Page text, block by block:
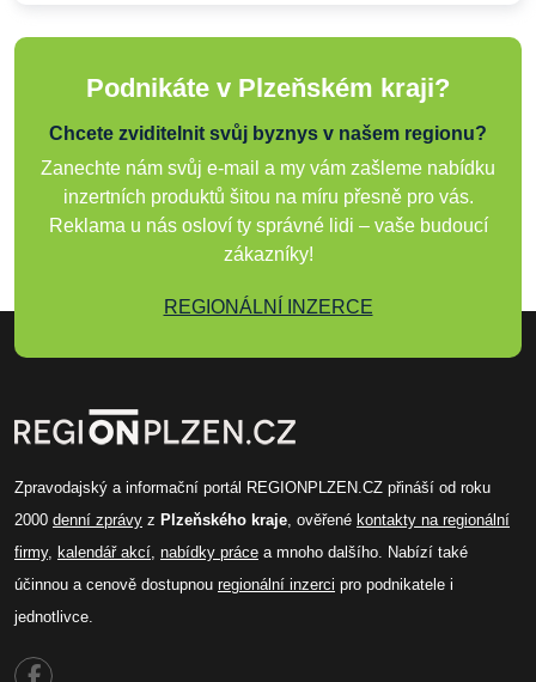
Podnikáte v Plzeňském kraji?
Chcete zviditelnit svůj byznys v našem regionu?
Zanechte nám svůj e-mail a my vám zašleme nabídku
inzertních produktů šitou na míru přesně pro vás.
Reklama u nás osloví ty správné lidi – vaše budoucí
zákazníky!
REGIONÁLNÍ INZERCE
Zpravodajský a informační portál REGIONPLZEN.CZ přináší od roku
2000 denní zprávy z Plzeňského kraje, ověřené kontakty na regionální
firmy, kalendář akcí, nabídky práce a mnoho dalšího. Nabízí také
účinnou a cenově dostupnou regionální inzerci pro podnikatele i
jednotlivce.